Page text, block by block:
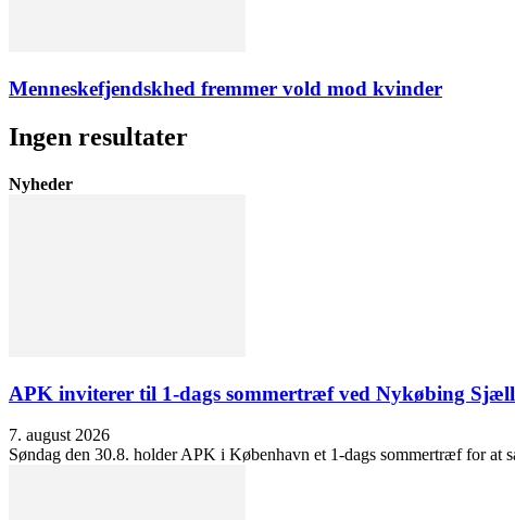
Menneskefjendskhed fremmer vold mod kvinder
Ingen resultater
Nyheder
APK inviterer til 1-dags sommertræf ved Nykøbing
7. august 2026
Søndag den 30.8. holder APK i København et 1-dags sommertræf for at